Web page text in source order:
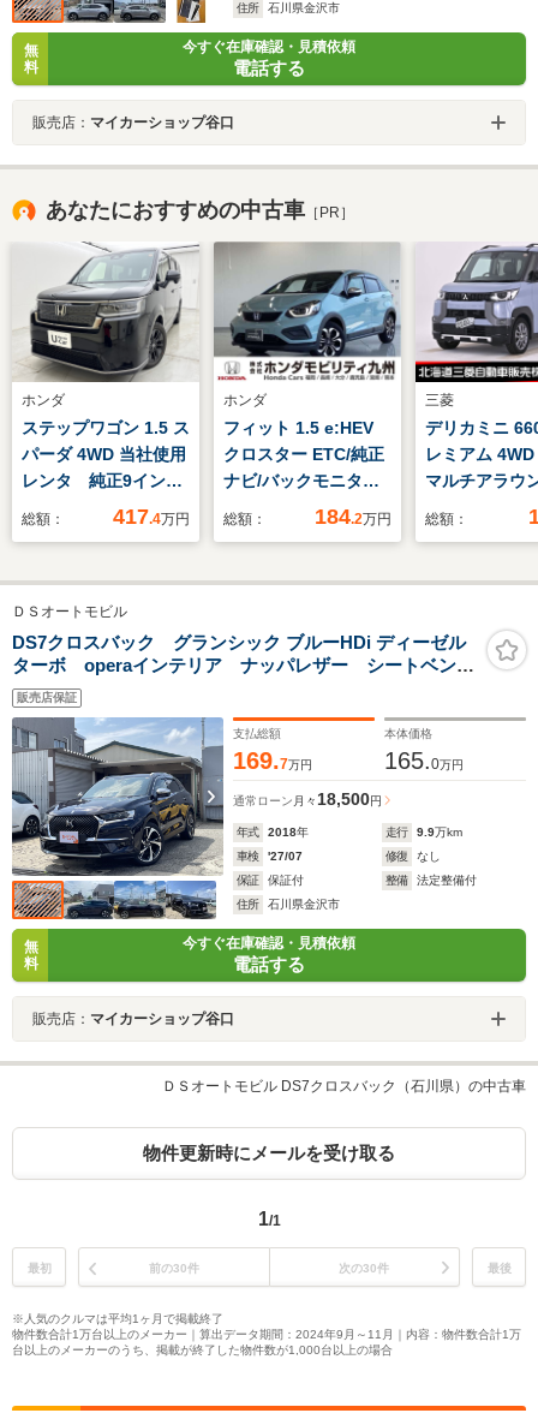
住所
石川県金沢市
無
料
今すぐ在庫確認・見積依頼
電話する
販売店： マイカーショップ谷口
あなたにおすすめの中古車 ［PR］
ホンダ
ステップワゴン 1.5 ス
パーダ 4WD 当社使用
レンタ 純正9インチ
ナビ TVフル リア
総額： 417.4万円
ホンダ
フィット 1.5 e:HEV
クロスター ETC/純正
ナビ/バックモニター/
ホンダセンシング
総額： 184.2万円
三菱
デリカミニ
レミアム
マルチアラウ
ター 両側電動
ーダー ETC
シスト
総額：
ＤＳオートモビル
DS7クロスバック グランシック ブルーHDi ディーゼル
ターボ operaインテリア ナッパレザー シートベンチ
レーション パノラマサンルーフ ナイトビジョン
ACC BSM ナビ 地デジ carplay
販売店保証
支払総額
169.7万円
本体価格
165.0万円
通常ローン 月々 18,500円
年式 2018年 走行 9.9万km
車検
'27/07 修復
なし
保証
保証付 整備
法定整備付
住所
石川県金沢市
無
料
今すぐ在庫確認・見積依頼
電話する
販売店： マイカーショップ谷口
ＤＳオートモビル DS7クロスバック（石川県）の中古車
物件更新時にメールを受け取る
1/1
最初 前の30件 次の30件 最後
※人気のクルマは平均1ヶ月で掲載終了
物件数合計1万台以上のメーカー｜算出データ期間：2024年9月～11月｜内容：物件数合計1万
台以上のメーカーのうち、掲載が終了した物件数が1,000台以上の場合